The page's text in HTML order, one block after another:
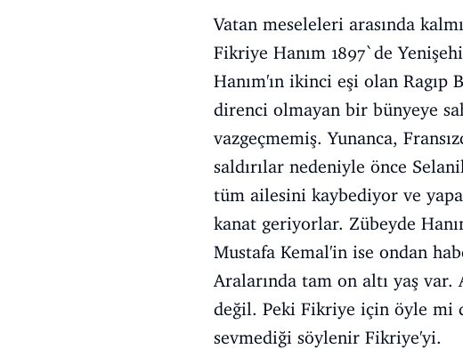
Vatan meseleleri arasında
Fikriye Hanım 1897`de
Hanım'ın ikinci eşi olan Ragıp
direnci olmayan bir bünyeye
vazgeçmemiş. Yunanca,
saldırılar nedeniyle önce
tüm ailesini kaybediyor ve
kanat geriyorlar. Zübeyde
Mustafa Kemal'in ise ondan
Aralarında tam on altı yaş var.
değil. Peki Fikriye için öyle mi
sevmediği söylenir Fikriye'yi.